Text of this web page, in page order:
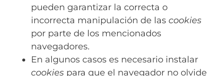
pueden garantizar la correcta o
incorrecta manipulación de las cookies
por parte de los mencionados
navegadores.
En algunos casos es necesario instalar
cookies para que el navegador no olvide